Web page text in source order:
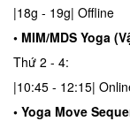
|18g - 19g| Offline
• MIM/MDS Yoga
Thứ 2 - 4:
|10:45 - 12:15|
• Yoga Move